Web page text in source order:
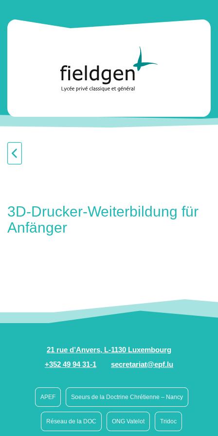
3D-Drucker-Weiterbildung für
Anfänger
21 rue d’Anvers, L-1130 Luxembourg
+352 49 94 31-1
secretariat@epf.lu
APEF Soeurs de la Doctrine Chrétienne – Nancy
Réseau de la DOC ONG Vatelot Tridoc